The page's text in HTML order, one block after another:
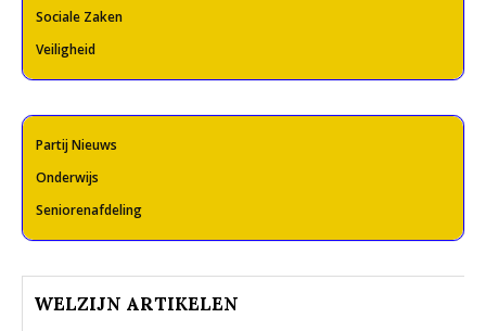
Sociale Zaken
Veiligheid
Partij Nieuws
Onderwijs
Seniorenafdeling
WELZIJN ARTIKELEN